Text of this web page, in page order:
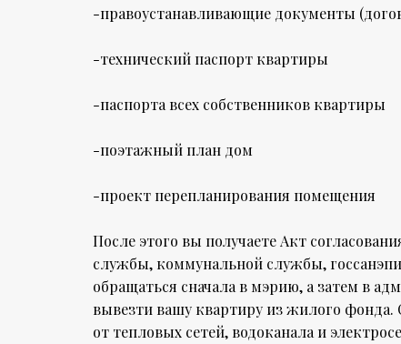
-правоустанавливающие документы
-технический паспорт квартиры
-паспорта всех собственников квартиры
-поэтажный план дом
-проект перепланирования помещения
После этого вы получаете Акт
службы, коммунальной службы,
обращаться сначала в мэрию, а затем в
вывезти вашу квартиру из жилого
от тепловых сетей, водоканала и